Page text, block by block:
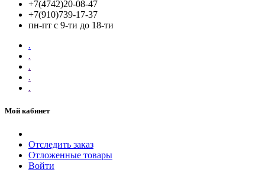
+7(4742)20-08-47
+7(910)739-17-37
пн-пт с 9-ти до 18-ти
.
.
.
.
.
Мой кабинет
Отследить заказ
Отложенные товары
Войти